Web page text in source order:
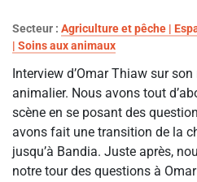
Secteur : Agriculture et pêche |
| Soins aux animaux
Interview d’Omar Thiaw sur
animalier. Nous avons tout
scène en se posant des
avons fait une transition de la
jusqu’à Bandia. Juste après,
notre tour des questions à